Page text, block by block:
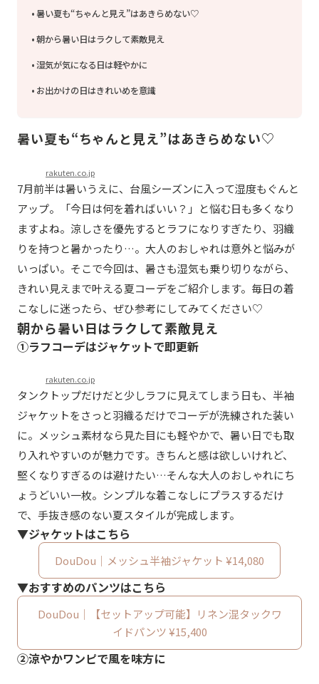
暑い夏も“ちゃんと見え”はあきらめない♡
朝から暑い日はラクして素敵見え
湿気が気になる日は軽やかに
お出かけの日はきれいめを意識
暑い夏も“ちゃんと見え”はあきらめない♡
rakuten.co.jp
7月前半は暑いうえに、台風シーズンに入って湿度もぐんと
アップ。「今日は何を着ればいい？」と悩む日も多くなり
ますよね。涼しさを優先するとラフになりすぎたり、羽織
りを持つと暑かったり…。大人のおしゃれは意外と悩みが
いっぱい。そこで今回は、暑さも湿気も乗り切りながら、
きれい見えまで叶える夏コーデをご紹介します。毎日の着
こなしに迷ったら、ぜひ参考にしてみてください♡
朝から暑い日はラクして素敵見え
①ラフコーデはジャケットで即更新
rakuten.co.jp
タンクトップだけだと少しラフに見えてしまう日も、半袖
ジャケットをさっと羽織るだけでコーデが洗練された装い
に。メッシュ素材なら見た目にも軽やかで、暑い日でも取
り入れやすいのが魅力です。きちんと感は欲しいけれど、
堅くなりすぎるのは避けたい…そんな大人のおしゃれにち
ょうどいい一枚。シンプルな着こなしにプラスするだけ
で、手抜き感のない夏スタイルが完成します。
▼ジャケットはこちら
DouDou｜メッシュ半袖ジャケット ¥14,080
▼おすすめのパンツはこちら
DouDou｜【セットアップ可能】リネン混タックワ
イドパンツ ¥15,400
②涼やかワンピで風を味方に